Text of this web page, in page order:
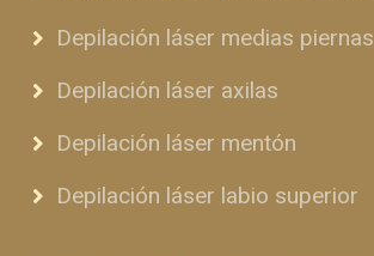
Depilación láser medias piernas
Depilación láser axilas
Depilación láser mentón
Depilación láser labio superior